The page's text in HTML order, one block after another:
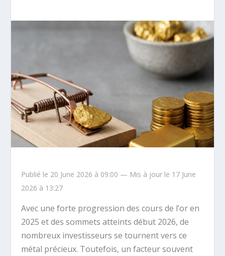
Publié le 20 June 2026 à 09:00 — Mis à jour le 17 June
2026 à 13:27
Avec une forte progression des cours de l’or en
2025 et des sommets atteints début 2026, de
nombreux investisseurs se tournent vers ce
métal précieux. Toutefois, un facteur souvent